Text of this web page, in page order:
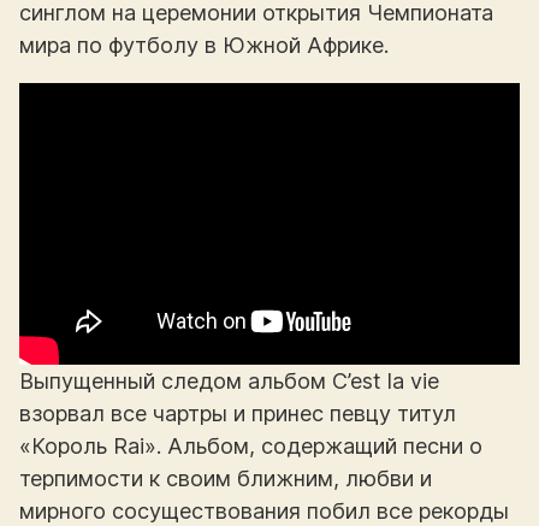
синглом на церемонии открытия Чемпионата
мира по футболу в Южной Африке.
Выпущенный следом альбом C’est la vie
взорвал все чартры и принес певцу титул
«Король Rai». Альбом, содержащий песни о
терпимости к своим ближним, любви и
мирного сосуществования побил все рекорды